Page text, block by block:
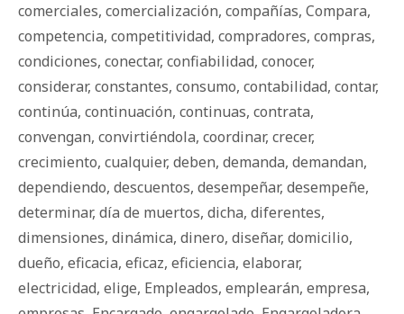
comerciales, comercialización, compañías, Compara,
competencia, competitividad, compradores, compras,
condiciones, conectar, confiabilidad, conocer,
considerar, constantes, consumo, contabilidad, contar,
continúa, continuación, continuas, contrata,
convengan, convirtiéndola, coordinar, crecer,
crecimiento, cualquier, deben, demanda, demandan,
dependiendo, descuentos, desempeñar, desempeñe,
determinar, día de muertos, dicha, diferentes,
dimensiones, dinámica, dinero, diseñar, domicilio,
dueño, eficacia, eficaz, eficiencia, elaborar,
electricidad, elige, Empleados, emplearán, empresa,